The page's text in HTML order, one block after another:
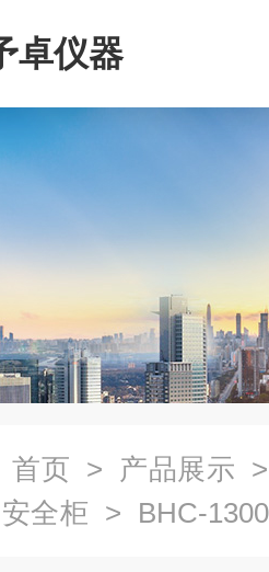
卓仪器
首页 > 产品展示
全柜 > BHC-